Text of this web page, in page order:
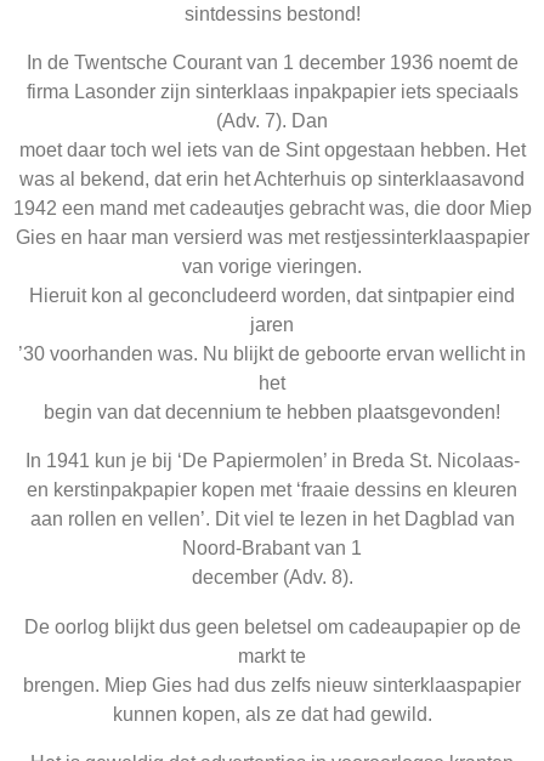
sintdessins bestond!
In de Twentsche Courant van 1 december 1936 noemt de
firma Lasonder zijn sinterklaas inpakpapier iets speciaals
(Adv. 7). Dan
moet daar toch wel iets van de Sint opgestaan hebben. Het
was al bekend, dat erin het Achterhuis op sinterklaasavond
1942 een mand met cadeautjes gebracht was, die door Miep
Gies en haar man versierd was met restjessinterklaaspapier
van vorige vieringen.
Hieruit kon al geconcludeerd worden, dat sintpapier eind
jaren
’30 voorhanden was. Nu blijkt de geboorte ervan wellicht in
het
begin van dat decennium te hebben plaatsgevonden!
In 1941 kun je bij ‘De Papiermolen’ in Breda St. Nicolaas-
en kerstinpakpapier kopen met ‘fraaie dessins en kleuren
aan rollen en vellen’. Dit viel te lezen in het Dagblad van
Noord-Brabant van 1
december (Adv. 8).
De oorlog blijkt dus geen beletsel om cadeaupapier op de
markt te
brengen. Miep Gies had dus zelfs nieuw sinterklaaspapier
kunnen kopen, als ze dat had gewild.